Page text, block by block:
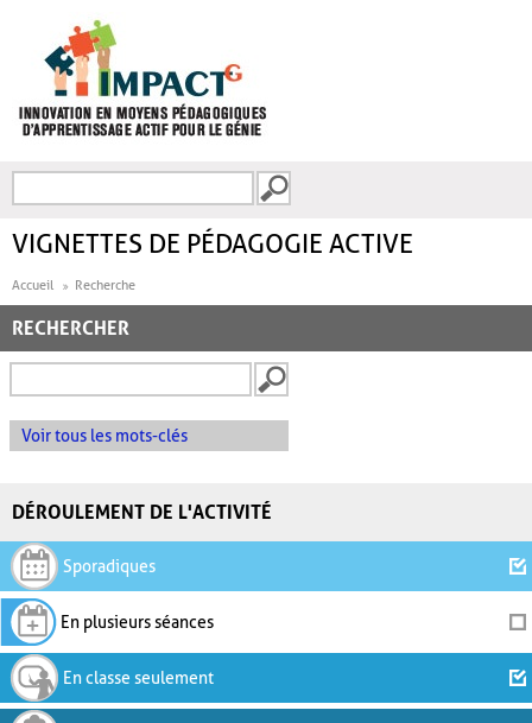
FORMULAIRE DE
VIGNETTES DE PÉDAGOGIE ACTIVE
Accueil Recherche
RECHERCHER
Voir tous les mots-clés
DÉROULEMENT DE L'ACTIVITÉ
Sporadiques
En plusieurs séances
En classe seulement